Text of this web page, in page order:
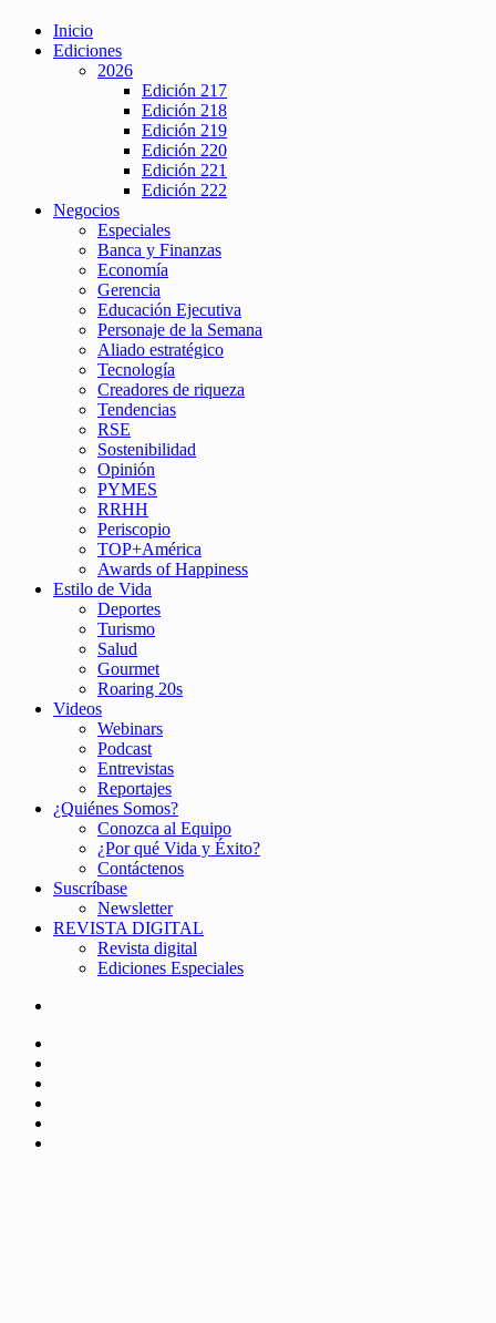
Inicio
Ediciones
2026
Edición 217
Edición 218
Edición 219
Edición 220
Edición 221
Edición 222
Negocios
Especiales
Banca y Finanzas
Economía
Gerencia
Educación Ejecutiva
Personaje de la Semana
Aliado estratégico
Tecnología
Creadores de riqueza
Tendencias
RSE
Sostenibilidad
Opinión
PYMES
RRHH
Periscopio
TOP+América
Awards of Happiness
Estilo de Vida
Deportes
Turismo
Salud
Gourmet
Roaring 20s
Videos
Webinars
Podcast
Entrevistas
Reportajes
¿Quiénes Somos?
Conozca al Equipo
¿Por qué Vida y Éxito?
Contáctenos
Suscríbase
Newsletter
REVISTA DIGITAL
Revista digital
Ediciones Especiales